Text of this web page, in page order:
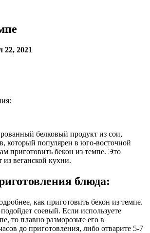
22, 2021
белковый продукт из сои,
который популярен в юго-восточной
приготовить бекон из темпе. Это
веганской кухни.
блюда:
как приготовить бекон из темпе.
соевый. Если используете
то плавно разморозьте его в
до приготовления, либо отварите 5-7